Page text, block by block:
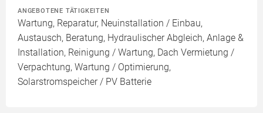
ANGEBOTENE TÄTIGKEITEN
Wartung, Reparatur, Neuinstallation / Einbau,
Austausch, Beratung, Hydraulischer Abgleich, Anlage &
Installation, Reinigung / Wartung, Dach Vermietung /
Verpachtung, Wartung / Optimierung,
Solarstromspeicher / PV Batterie